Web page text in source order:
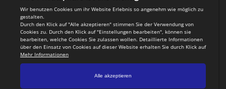
Teamsports 2
Dein Sportverein online